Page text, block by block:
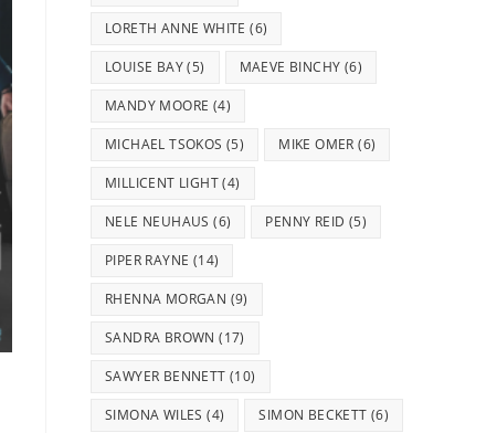
LORETH ANNE WHITE (6)
LOUISE BAY(5) MAEVE BINCHY (6)
MANDY MOORE (4)
MICHAEL TSOKOS (5) MIKE OMER (6)
MILLICENT LIGHT(4)
NELE NEUHAUS (6) PENNY REID (5)
PIPER RAYNE (14)
RHENNA MORGAN (9)
SANDRA BROWN (17)
SAWYER BENNETT (10)
SIMONA WILES (4) SIMON BECKETT (6)